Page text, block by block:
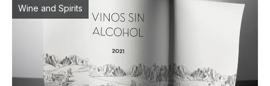
Wine and Spirits